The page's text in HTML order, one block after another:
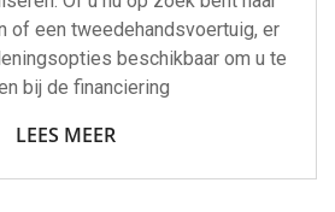
of een tweedehandsvoertuig, er
beschikbaar om u te
bij de financiering
LEES MEER